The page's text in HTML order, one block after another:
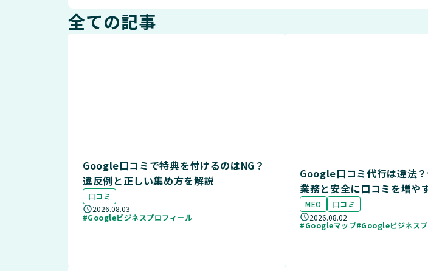
全ての記事
Google口コミで特典を付けるのはNG？
違反例と正しい集め方を解説
口コミ
2026.08.03
#Googleビジネスプロフィール
Google口コミ代行は違法
業務と安全に口コミを増や
MEO
口コミ
2026.08.02
#Googleマップ#Googleビジネス